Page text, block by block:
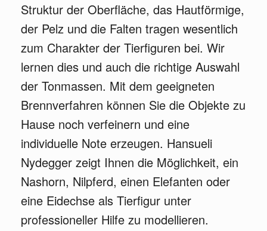
Struktur der Oberfläche, das Hautförmige,
der Pelz und die Falten tragen wesentlich
zum Charakter der Tierfiguren bei. Wir
lernen dies und auch die richtige Auswahl
der Tonmassen. Mit dem geeigneten
Brennverfahren können Sie die Objekte zu
Hause noch verfeinern und eine
individuelle Note erzeugen. Hansueli
Nydegger zeigt Ihnen die Möglichkeit, ein
Nashorn, Nilpferd, einen Elefanten oder
eine Eidechse als Tierfigur unter
professioneller Hilfe zu modellieren.